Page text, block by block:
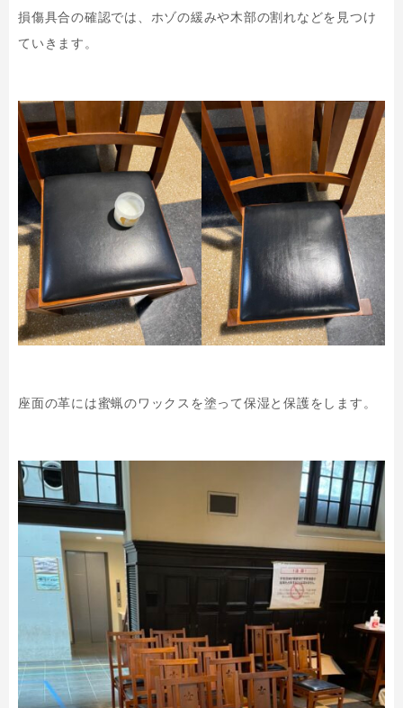
損傷具合の確認では、ホゾの緩みや木部の割れなどを見つけ
ていきます。
座面の革には蜜蝋のワックスを塗って保湿と保護をします。